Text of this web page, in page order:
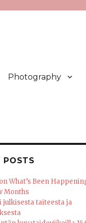
Photography
POSTS
What’s Been
Months
julkisesta taiteesta ja